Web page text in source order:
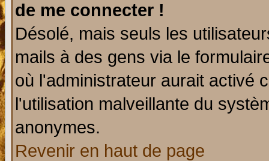
de me connecter !
Désolé, mais seuls les
mails à des gens via le
où l'administrateur aurait activé
l'utilisation malveillante du
anonymes.
Revenir en haut de page